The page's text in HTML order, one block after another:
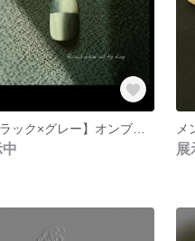
【ブラック×グレー】オンブレフレンチ・カスタムチップ◆ネイル2本
中 展